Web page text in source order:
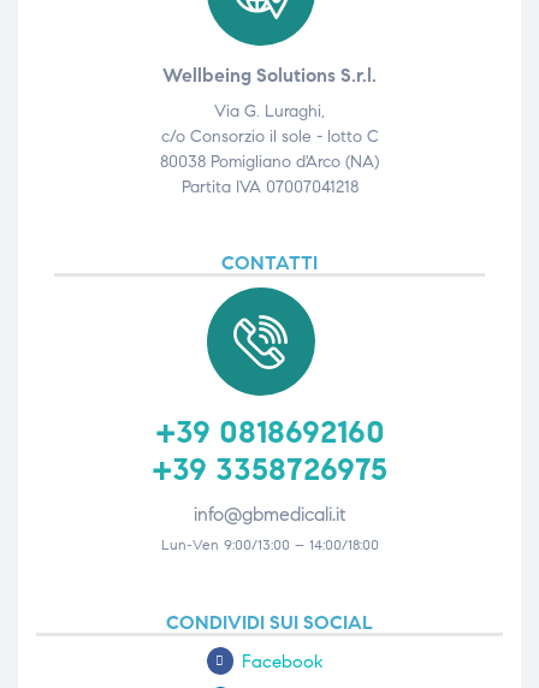
Wellbeing Solutions S.r.l.
Via G. Luraghi,
c/o Consorzio il sole - lotto C
80038 Pomigliano d'Arco (NA)
Partita IVA 07007041218
CONTATTI
+39 0818692160
+39 3358726975
info@gbmedicali.it
Lun-Ven 9:00/13:00 – 14:00/18:00
CONDIVIDI SUI SOCIAL
Facebook